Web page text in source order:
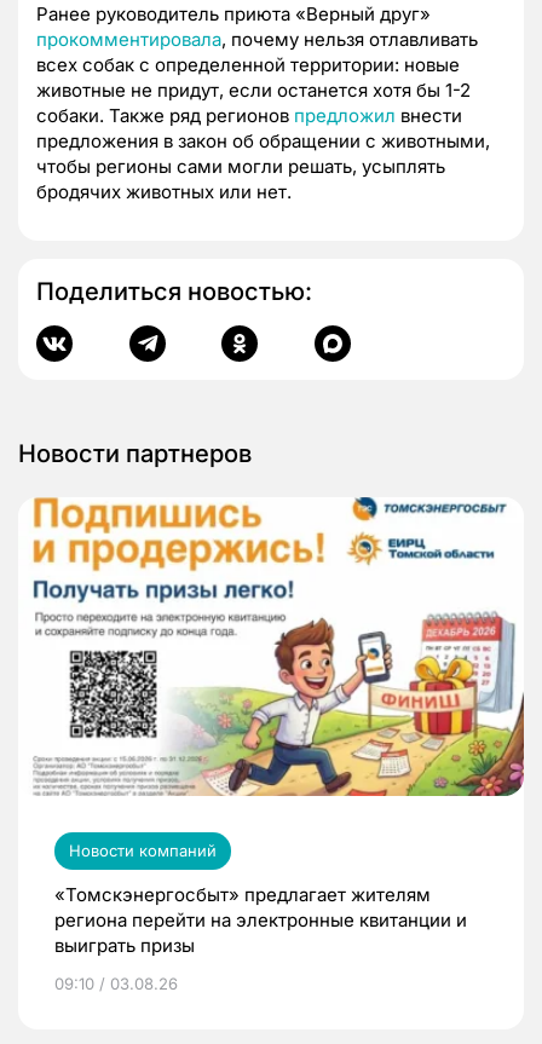
Ранее руководитель приюта «Верный друг»
прокомментировала, почему нельзя отлавливать
всех собак с определенной территории: новые
животные не придут, если останется хотя бы 1-2
собаки. Также ряд регионов предложил внести
предложения в закон об обращении с животными,
чтобы регионы сами могли решать, усыплять
бродячих животных или нет.
Поделиться новостью:
Новости партнеров
Новости компаний
«Томскэнергосбыт» предлагает жителям
региона перейти на электронные квитанции и
выиграть призы
09:10 / 03.08.26